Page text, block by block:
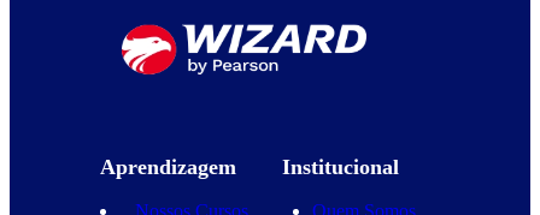
Aprendizagem
Nossos Cursos
Institucional
Quem Somos